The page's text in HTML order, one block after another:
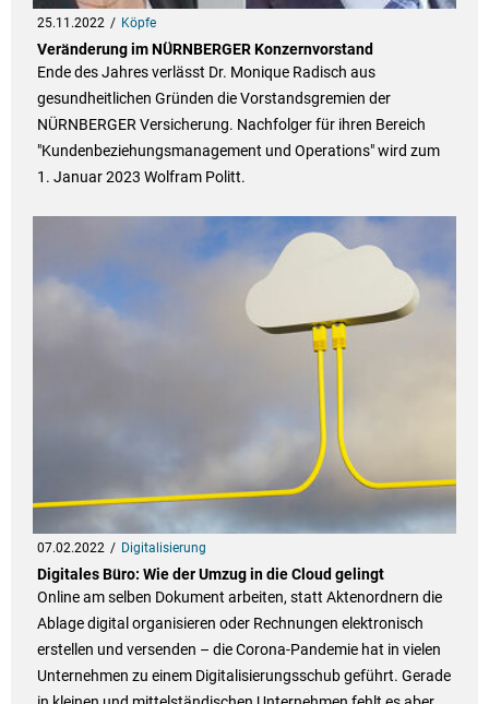
25.11.2022 Köpfe
Veränderung im NÜRNBERGER Konzernvorstand
Ende des Jahres verlässt Dr. Monique Radisch aus
gesundheitlichen Gründen die Vorstandsgremien der
NÜRNBERGER Versicherung. Nachfolger für ihren Bereich
"Kundenbeziehungsmanagement und Operations" wird zum
1. Januar 2023 Wolfram Politt.
07.02.2022 Digitalisierung
Digitales Büro: Wie der Umzug in die Cloud gelingt
Online am selben Dokument arbeiten, statt Aktenordnern die
Ablage digital organisieren oder Rechnungen elektronisch
erstellen und versenden – die Corona-Pandemie hat in vielen
Unternehmen zu einem Digitalisierungsschub geführt. Gerade